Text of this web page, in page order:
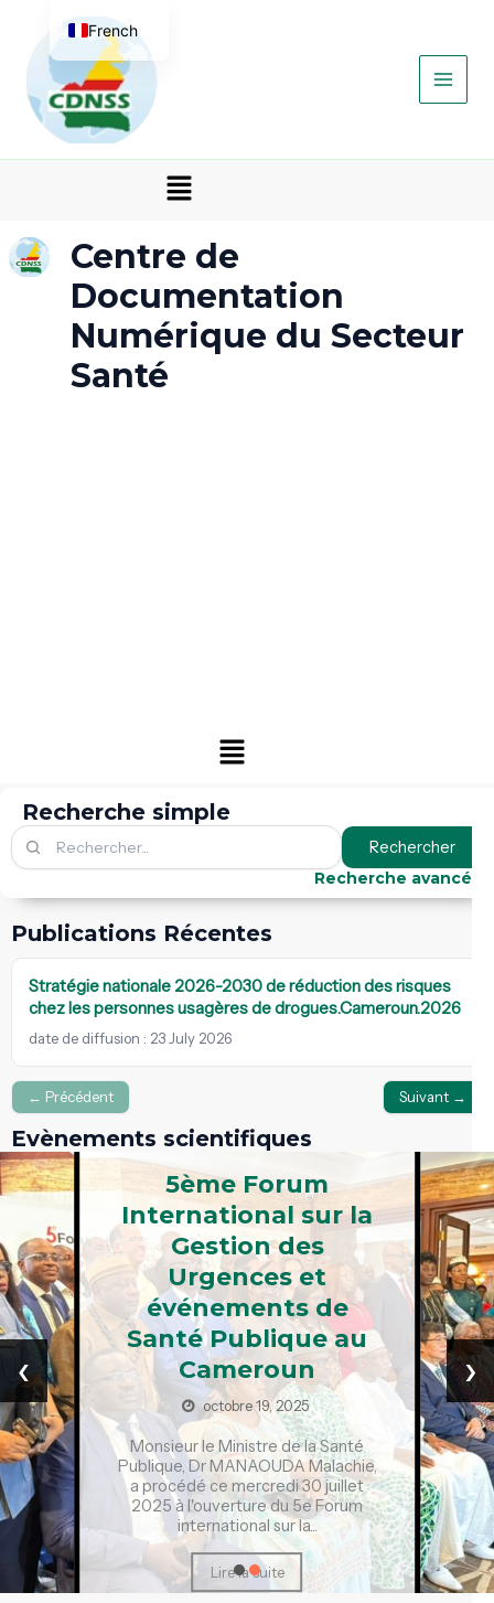
contenu
Menu
Centre de
Documentation
Numérique du Secteur
Santé
Menu
Recherche simple
Rechercher
Recherche avancée
Publications Récentes
Stratégie nationale 2026-2030 de réduction des risques
chez les personnes usagères de drogues.Cameroun.2026
date de diffusion : 23 July 2026
← Précédent Suivant →
Evènements scientifiques
5ème Forum
International sur la
Gestion des
Urgences et
événements de
Santé Publique au
Cameroun
octobre 19, 2025
Monsieur le Ministre de la Santé
Publique, Dr MANAOUDA Malachie,
a procédé ce mercredi 30 juillet
2025 à l'ouverture du 5e Forum
international sur la...
Lire la suite
‹ ›
French
English